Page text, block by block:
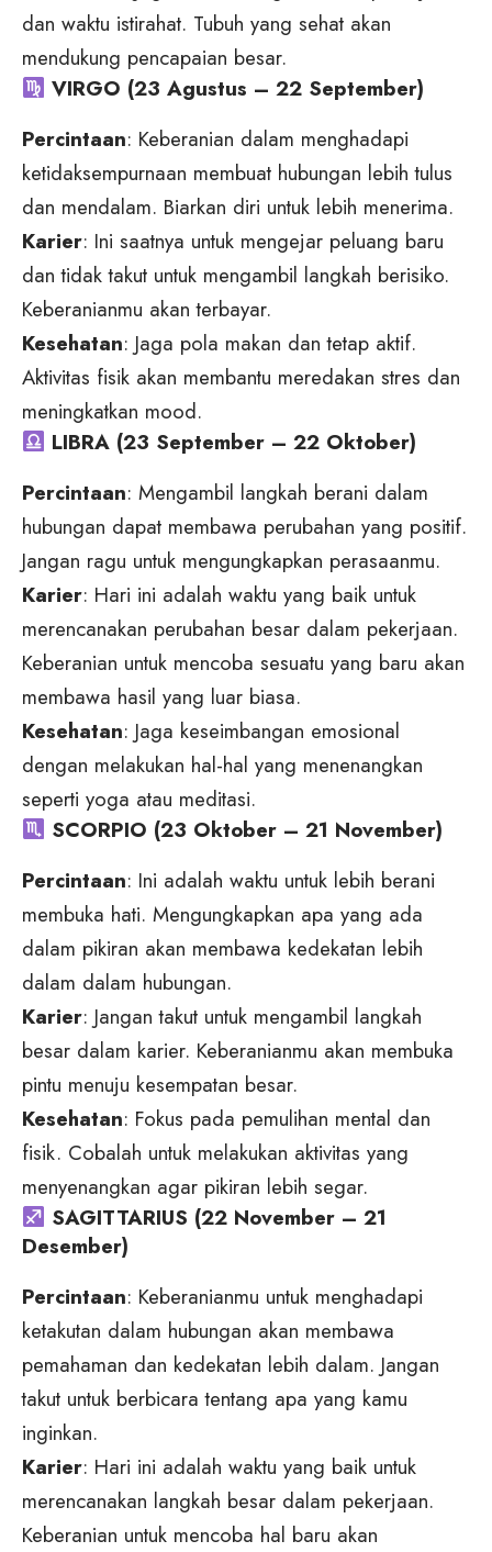
dan waktu istirahat. Tubuh yang sehat akan
mendukung pencapaian besar.
VIRGO (23 Agustus – 22 September)
Percintaan: Keberanian dalam menghadapi
ketidaksempurnaan membuat hubungan lebih tulus
dan mendalam. Biarkan diri untuk lebih menerima.
Karier: Ini saatnya untuk mengejar peluang baru
dan tidak takut untuk mengambil langkah berisiko.
Keberanianmu akan terbayar.
Kesehatan: Jaga pola makan dan tetap aktif.
Aktivitas fisik akan membantu meredakan stres dan
meningkatkan mood.
LIBRA (23 September – 22 Oktober)
Percintaan: Mengambil langkah berani dalam
hubungan dapat membawa perubahan yang positif.
Jangan ragu untuk mengungkapkan perasaanmu.
Karier: Hari ini adalah waktu yang baik untuk
merencanakan perubahan besar dalam pekerjaan.
Keberanian untuk mencoba sesuatu yang baru akan
membawa hasil yang luar biasa.
Kesehatan: Jaga keseimbangan emosional
dengan melakukan hal-hal yang menenangkan
seperti yoga atau meditasi.
SCORPIO (23 Oktober – 21 November)
Percintaan: Ini adalah waktu untuk lebih berani
membuka hati. Mengungkapkan apa yang ada
dalam pikiran akan membawa kedekatan lebih
dalam dalam hubungan.
Karier: Jangan takut untuk mengambil langkah
besar dalam karier. Keberanianmu akan membuka
pintu menuju kesempatan besar.
Kesehatan: Fokus pada pemulihan mental dan
fisik. Cobalah untuk melakukan aktivitas yang
menyenangkan agar pikiran lebih segar.
SAGITTARIUS (22 November – 21
Desember)
Percintaan: Keberanianmu untuk menghadapi
ketakutan dalam hubungan akan membawa
pemahaman dan kedekatan lebih dalam. Jangan
takut untuk berbicara tentang apa yang kamu
inginkan.
Karier: Hari ini adalah waktu yang baik untuk
merencanakan langkah besar dalam pekerjaan.
Keberanian untuk mencoba hal baru akan